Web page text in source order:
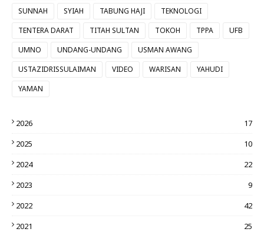
SUNNAH
SYIAH TABUNG HAJI
TEKNOLOGI
TENTERA DARAT
TITAH SULTAN TOKOH TPPA
UFB
UMNO
UNDANG-UNDANG
USMAN AWANG
USTAZIDRISSULAIMAN
VIDEO WARISAN
YAHUDI
YAMAN
2026
17
2025
10
2024
22
2023
9
2022
42
2021
25